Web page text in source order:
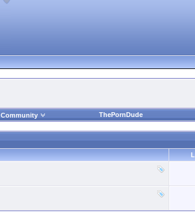
Community ThePornDude